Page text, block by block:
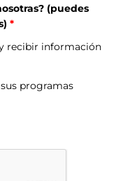
(puedes
*
recibir información
programas